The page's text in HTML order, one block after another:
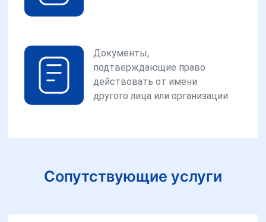
Документы,
подтверждающие право
действовать от имени
другого лица или организации
Сопутствующие услуги